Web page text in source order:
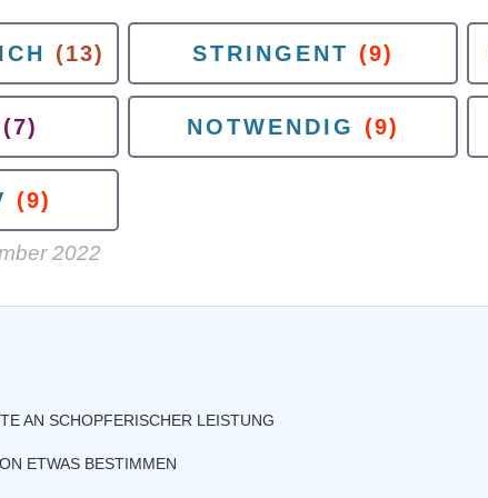
(13) STRINGENT (9)
(7) NOTWENDIG (9)
(9)
2022
AN SCHOPFERISCHER LEISTUNG
ETWAS BESTIMMEN